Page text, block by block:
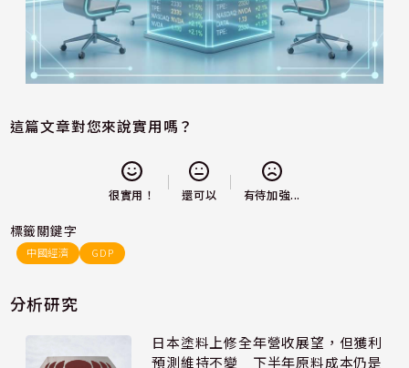
這篇文章對您來說實用嗎？
很實用！ 還可以 有待加強...
標籤關鍵字
中國經濟 GDP
分析研究
日本塗料上修全年營收展望，但獲利
預測維持不變 下半年原料成本仍是